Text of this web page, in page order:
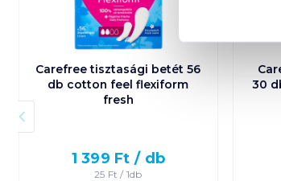
Carefree tisztasági betét 56
db cotton feel flexiform
fresh
1 399 Ft / db
25 Ft / 1db
30